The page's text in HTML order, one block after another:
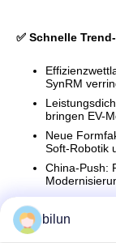
✅ Schnelle
SynRM
bringen EV-
Neue
Soft-Robotik
China-Push:
bilun